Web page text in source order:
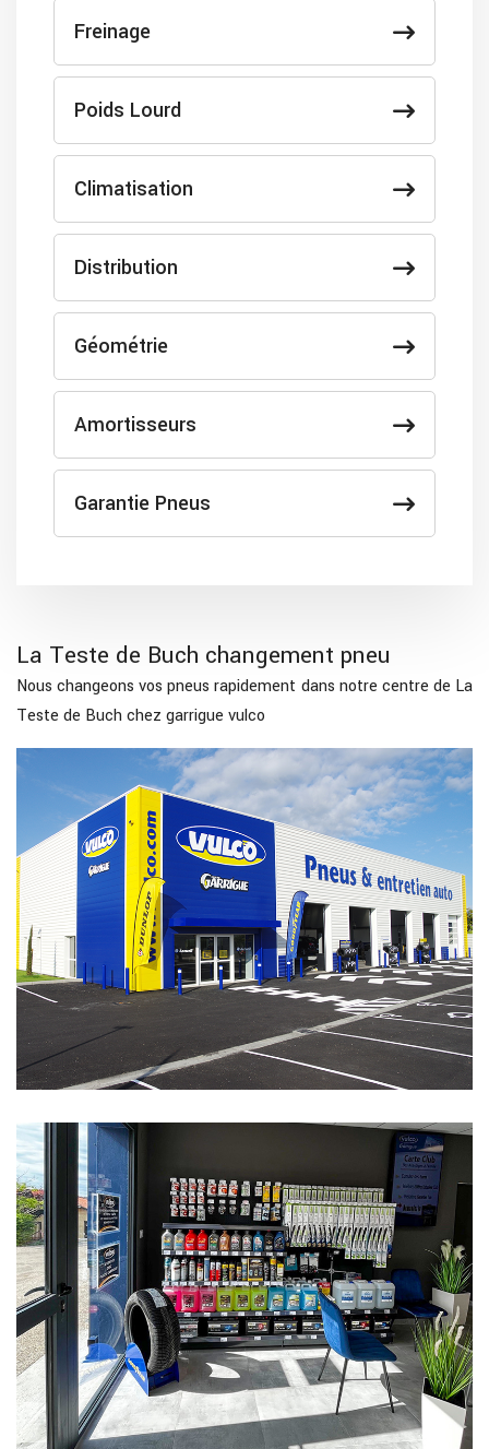
Freinage
Poids Lourd
Climatisation
Distribution
Géométrie
Amortisseurs
Garantie Pneus
La Teste de Buch changement pneu
Nous changeons vos pneus rapidement dans notre centre de La
Teste de Buch chez garrigue vulco